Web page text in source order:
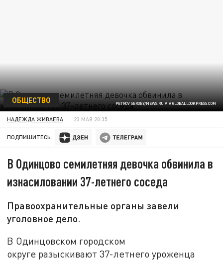
PETROV SERGEY/NEWS.RU VIA GLOBALLOOKPRESS.COM
ОБЩЕСТВО
НАДЕЖДА ЖИВАЕВА 23 МАЯ 20:35
ПОДПИШИТЕСЬ:
В Одинцово семилетняя девочка обвинила в
изнасиловании 37-летнего соседа
Правоохранительные органы завели
уголовное дело.
В Одинцовском городском
округе разыскивают 37-летнего уроженца